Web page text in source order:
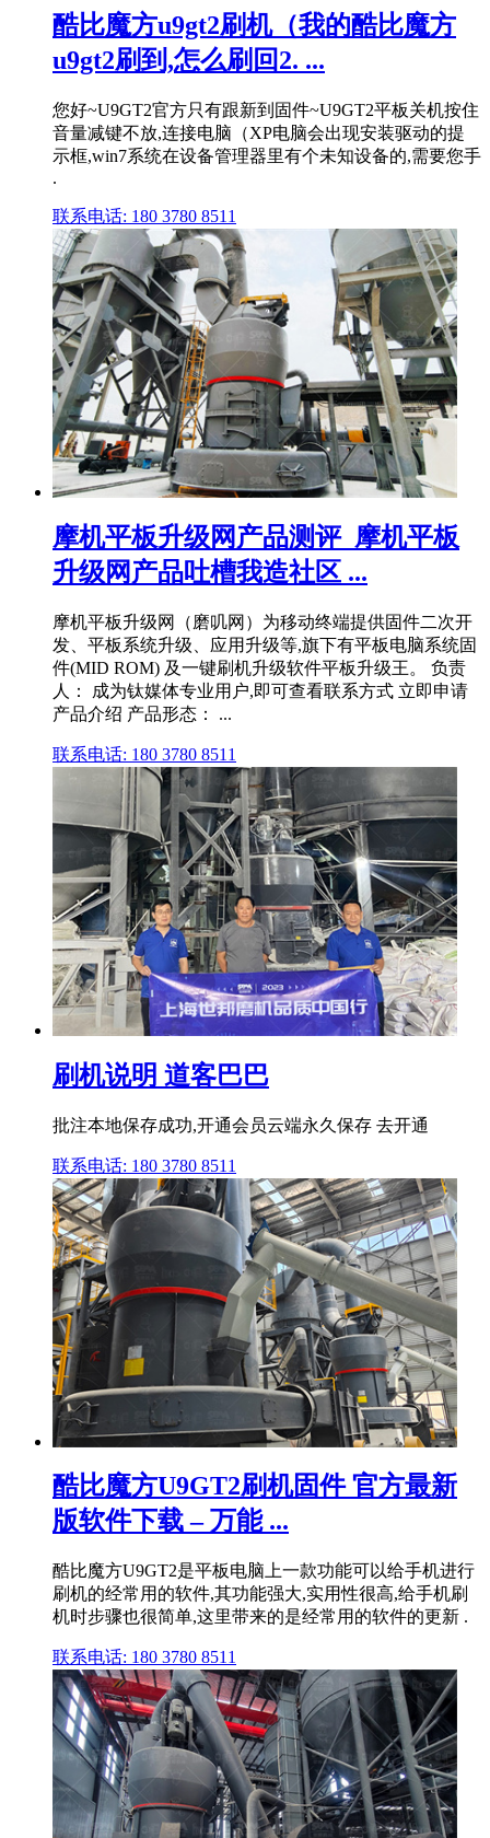
酷比魔方u9gt2刷机（我的酷比魔方
u9gt2刷到,怎么刷回2. ...
您好~U9GT2官方只有跟新到固件~U9GT2平板关机按住
音量减键不放,连接电脑（XP电脑会出现安装驱动的提
示框,win7系统在设备管理器里有个未知设备的,需要您手
.
联系电话: 180 3780 8511
摩机平板升级网产品测评_摩机平板
升级网产品吐槽我造社区 ...
摩机平板升级网（磨叽网）为移动终端提供固件二次开
发、平板系统升级、应用升级等,旗下有平板电脑系统固
件(MID ROM) 及一键刷机升级软件平板升级王。 负责
人： 成为钛媒体专业用户,即可查看联系方式 立即申请
产品介绍 产品形态： ...
联系电话: 180 3780 8511
刷机说明 道客巴巴
批注本地保存成功,开通会员云端永久保存 去开通
联系电话: 180 3780 8511
酷比魔方U9GT2刷机固件 官方最新
版软件下载 – 万能 ...
酷比魔方U9GT2是平板电脑上一款功能可以给手机进行
刷机的经常用的软件,其功能强大,实用性很高,给手机刷
机时步骤也很简单,这里带来的是经常用的软件的更新 .
联系电话: 180 3780 8511